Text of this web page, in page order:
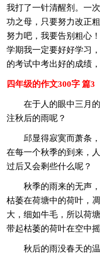
我打了一针清醒剂。一
功之母，只要努力改正
努力吧，我要告别粗心
学期我一定要好好学习
的考试中考出好的成绩
四年级的作文300字 篇3
在于人的眼中三月
注秋后的雨呢？
邱显得寂寞而萧条
在每一个秋季的到来，
过后又会剩些什么呢？
秋季的雨来的无声
枯萎在荷塘中的荷叶，
大，细如牛毛，所以荷
带起枯萎的荷叶在空中摇
秋后的雨没春天的